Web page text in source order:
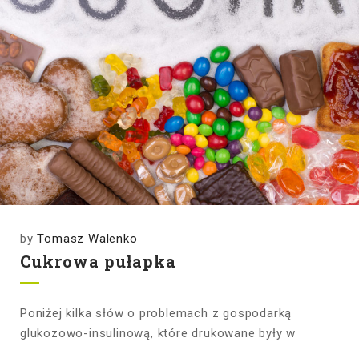
byTomasz Walenko
Cukrowa pułapka
Poniżej kilka słów o problemach z gospodarką
glukozowo-insulinową, które drukowane były w